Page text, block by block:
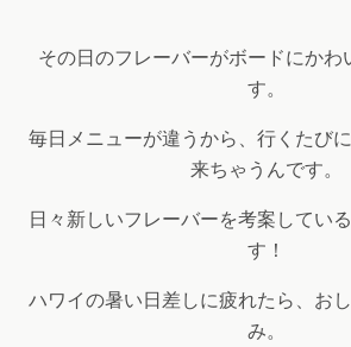
その日のフレーバーがボードにかわ
す。
毎日メニューが違うから、行くたび
来ちゃうんです。
日々新しいフレーバーを考案してい
す！
ハワイの暑い日差しに疲れたら、お
み。